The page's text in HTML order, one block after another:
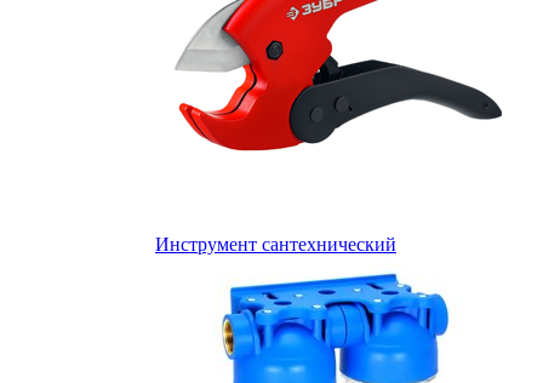
Инструмент сантехнический